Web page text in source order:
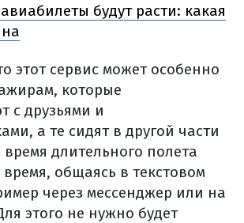
будут расти: какая
этот сервис может особенно
которые
с друзьями и
а те сидят в другой части
длительного полета
общаясь в текстовом
через мессенджер или на
этого не нужно будет